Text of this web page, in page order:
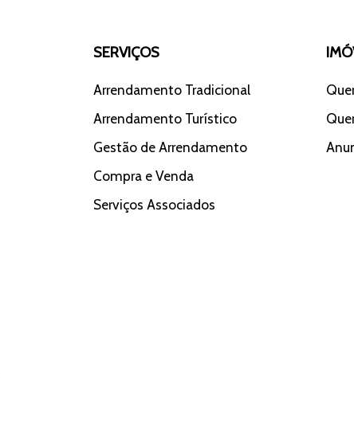
SERVIÇOS
Arrendamento Tradicional
Arrendamento Turístico
Gestão de Arrendamento
Compra e Venda
Serviços Associados